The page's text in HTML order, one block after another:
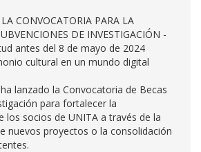
CONVOCATORIA PARA LA
DE INVESTIGACIÓN -
antes del 8 de mayo de 2024
cultural en un mundo digital
lanzado la Convocatoria de Becas
para fortalecer la
los socios de UNITA a través de la
nuevos proyectos o la consolidación